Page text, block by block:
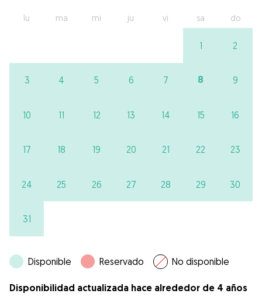
lu ma mi ju vi sa do
1 2
3 4 5 6 7 8 9
10 11 12 13 14 15 16
17 18 19 20 21 22 23
24 25 26 27 28 29 30
31
Disponible Reservado No disponible
Disponibilidad actualizada hace alrededor de 4 años